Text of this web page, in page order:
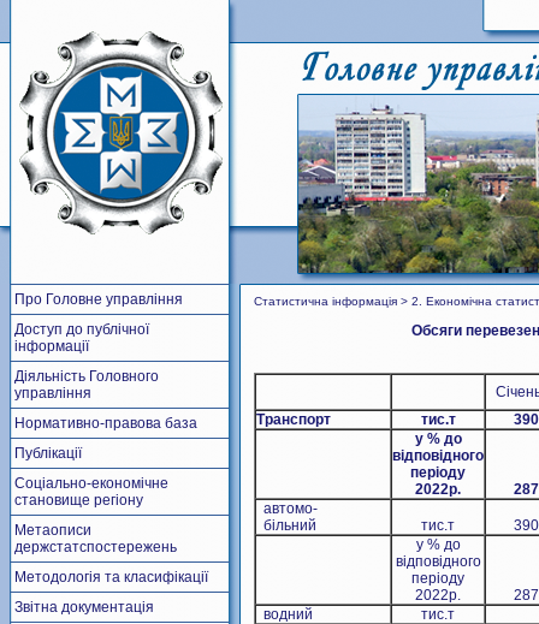
Про Головне управління
Доступ до публічної
інформації
Діяльність Головного
управління
Нормативно-правова база
Публікації
Соціально-економічне
становище регіону
Метаописи
держстатспостережень
Методологія та класифікації
Звітна документація
Статистична інформація > 2. Економічна
Обсяги
Транспорт
тис.т
у % до
відповідного
періоду
2022р.
автомо-
більний
тис.т
у % до
відповідного
періоду
2022р.
водний
тис.т